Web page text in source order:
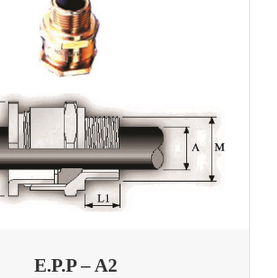
E.P.P – A2